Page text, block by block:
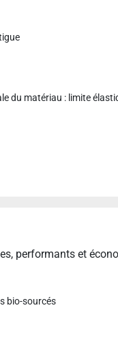
du matériau : limite
performants et
bio-sourcés